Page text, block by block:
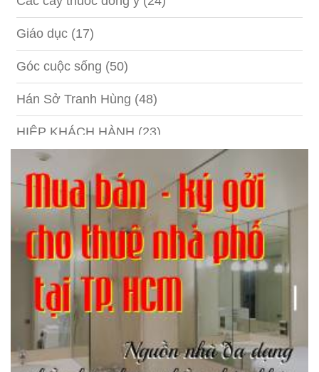
Giáo dục (17)
Góc cuộc sống (50)
Hán Sở Tranh Hùng (48)
HIỆP KHÁCH HÀNH (23)
Hồng lâu mộng
(1)
Kỹ năng(18)
Liên Thành quyết(13)
LỘC ĐỈNH KÝ
Nước ngoài
Phi Hồ ngoại truyện (21)